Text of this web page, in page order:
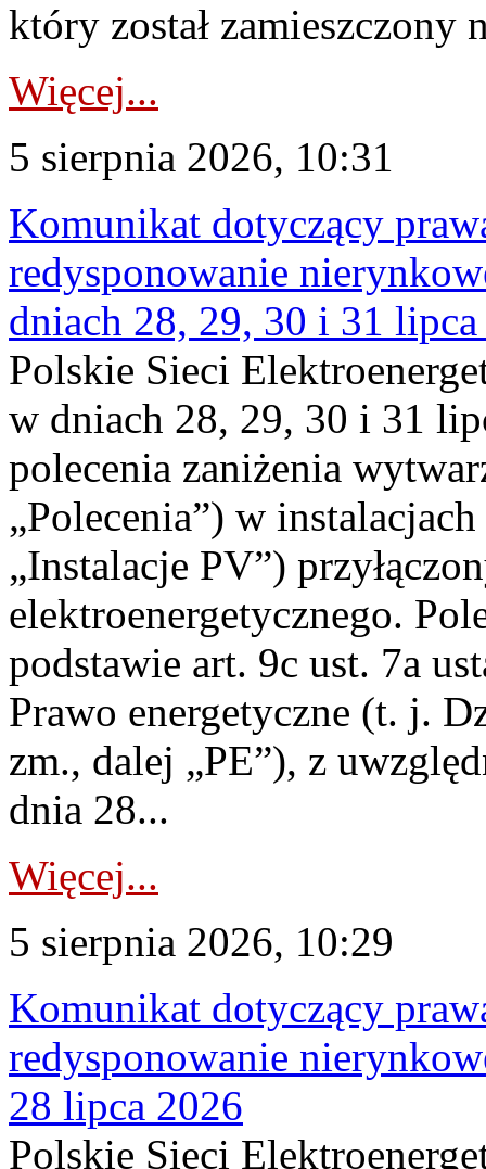
który został zamieszczony
Więcej...
5 sierpnia 2026, 10:31
Komunikat dotyczący
redysponowanie
dniach 28, 29, 30 i 31
Polskie Sieci
w dniach 28, 29, 30 i 31
polecenia zaniżenia
„Polecenia”) w
„Instalacje PV”)
elektroenergetycznego.
podstawie art. 9c ust. 7a
Prawo energetyczne (t. j.
zm., dalej „PE”), z
dnia 28...
Więcej...
5 sierpnia 2026, 10:29
Komunikat dotyczący
redysponowanie
28 lipca 2026
Polskie Sieci